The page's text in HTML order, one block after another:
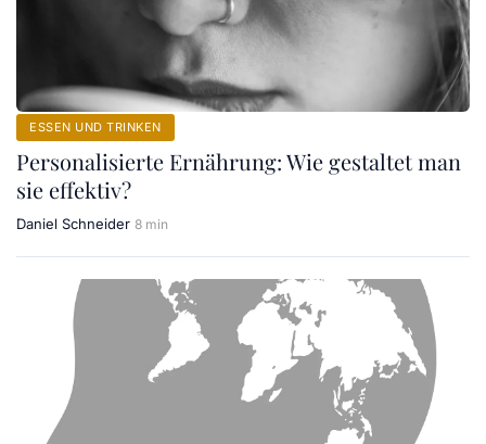
ESSEN UND TRINKEN
Personalisierte Ernährung: Wie gestaltet man
sie effektiv?
Daniel Schneider 8 min